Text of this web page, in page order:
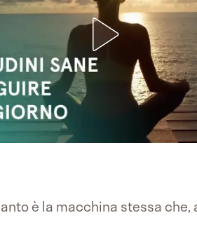
è la macchina stessa